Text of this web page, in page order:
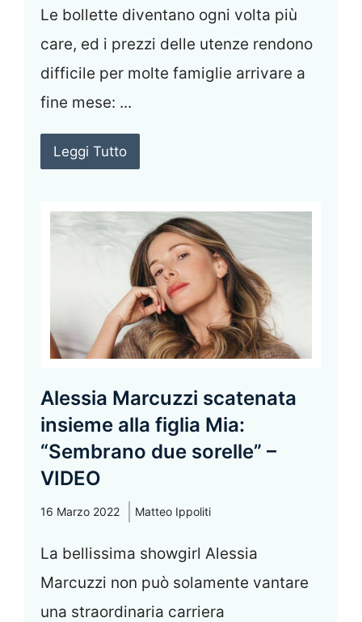
Le bollette diventano ogni volta più
care, ed i prezzi delle utenze rendono
difficile per molte famiglie arrivare a
fine mese: ...
Leggi Tutto
Alessia Marcuzzi scatenata
insieme alla figlia Mia:
“Sembrano due sorelle” –
VIDEO
16 Marzo 2022 Matteo Ippoliti
La bellissima showgirl Alessia
Marcuzzi non può solamente vantare
una straordinaria carriera